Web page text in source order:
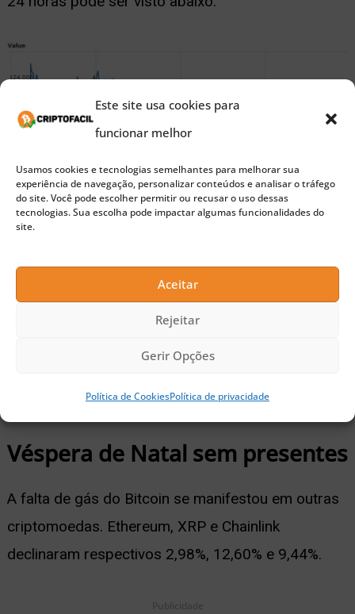
Este site usa cookies para
funcionar melhor
Usamos cookies e tecnologias semelhantes para melhorar sua
experiência de navegação, personalizar conteúdos e analisar o tráfego
do site. Você pode escolher permitir ou recusar o uso dessas
tecnologias. Sua escolha pode impactar algumas funcionalidades do
site.
Aceitar
Rejeitar
Gerir Opções
Política de CookiesPolítica de privacidade
últimas 24 horas. Fonte:WorldCoinIndex
Véspera de Natal sem presentes
A falta de gás do Bitcoin se manifestou em outras
criptomoedas. Ethereum, XRP e Chainlink
declinaram respectivos 2,98%, 12,60% e 9,44%.
Publicidade